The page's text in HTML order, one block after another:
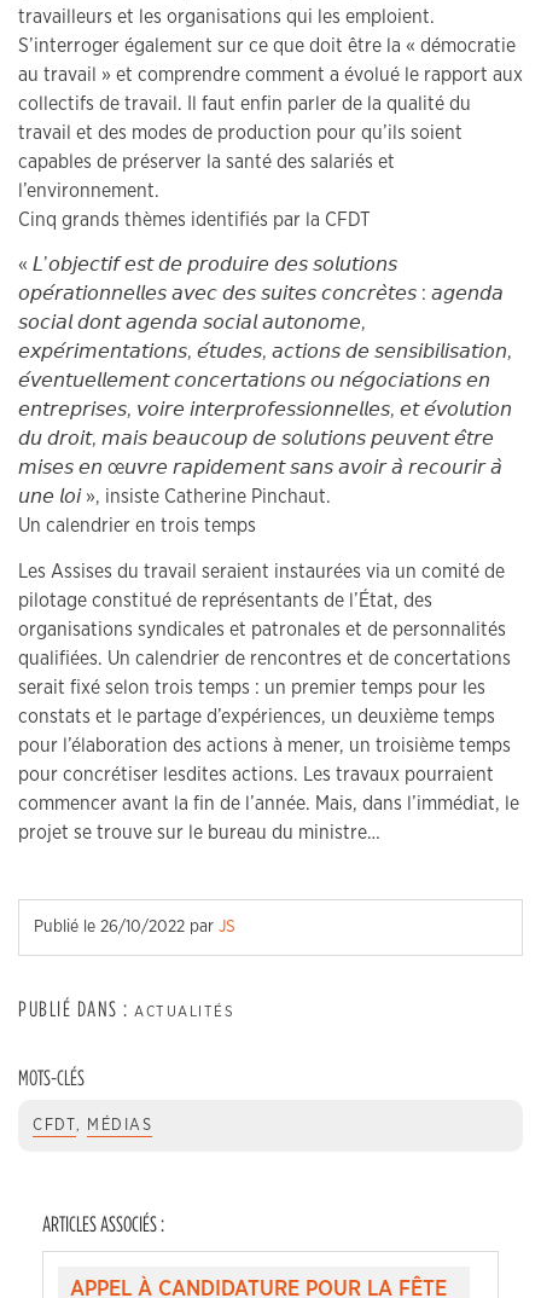
travailleurs et les organisations qui les emploient.
S’interroger également sur ce que doit être la « démocratie
au travail » et comprendre comment a évolué le rapport aux
collectifs de travail. Il faut enfin parler de la qualité du
travail et des modes de production pour qu’ils soient
capables de préserver la santé des salariés et
l’environnement.
Cinq grands thèmes identifiés par la CFDT
« 𝘓’𝘰𝘣𝘫𝘦𝘤𝘵𝘪𝘧 𝘦𝘴𝘵 𝘥𝘦 𝘱𝘳𝘰𝘥𝘶𝘪𝘳𝘦 𝘥𝘦𝘴 𝘴𝘰𝘭𝘶𝘵𝘪𝘰𝘯𝘴
𝘰𝘱𝘦́𝘳𝘢𝘵𝘪𝘰𝘯𝘯𝘦𝘭𝘭𝘦𝘴 𝘢𝘷𝘦𝘤 𝘥𝘦𝘴 𝘴𝘶𝘪𝘵𝘦𝘴 𝘤𝘰𝘯𝘤𝘳𝘦̀𝘵𝘦𝘴 : 𝘢𝘨𝘦𝘯𝘥𝘢
𝘴𝘰𝘤𝘪𝘢𝘭 𝘥𝘰𝘯𝘵 𝘢𝘨𝘦𝘯𝘥𝘢 𝘴𝘰𝘤𝘪𝘢𝘭 𝘢𝘶𝘵𝘰𝘯𝘰𝘮𝘦,
𝘦𝘹𝘱𝘦́𝘳𝘪𝘮𝘦𝘯𝘵𝘢𝘵𝘪𝘰𝘯𝘴, 𝘦́𝘵𝘶𝘥𝘦𝘴, 𝘢𝘤𝘵𝘪𝘰𝘯𝘴 𝘥𝘦 𝘴𝘦𝘯𝘴𝘪𝘣𝘪𝘭𝘪𝘴𝘢𝘵𝘪𝘰𝘯,
𝘦́𝘷𝘦𝘯𝘵𝘶𝘦𝘭𝘭𝘦𝘮𝘦𝘯𝘵 𝘤𝘰𝘯𝘤𝘦𝘳𝘵𝘢𝘵𝘪𝘰𝘯𝘴 𝘰𝘶 𝘯𝘦́𝘨𝘰𝘤𝘪𝘢𝘵𝘪𝘰𝘯𝘴 𝘦𝘯
𝘦𝘯𝘵𝘳𝘦𝘱𝘳𝘪𝘴𝘦𝘴, 𝘷𝘰𝘪𝘳𝘦 𝘪𝘯𝘵𝘦𝘳𝘱𝘳𝘰𝘧𝘦𝘴𝘴𝘪𝘰𝘯𝘯𝘦𝘭𝘭𝘦𝘴, 𝘦𝘵 𝘦́𝘷𝘰𝘭𝘶𝘵𝘪𝘰𝘯
𝘥𝘶 𝘥𝘳𝘰𝘪𝘵, 𝘮𝘢𝘪𝘴 𝘣𝘦𝘢𝘶𝘤𝘰𝘶𝘱 𝘥𝘦 𝘴𝘰𝘭𝘶𝘵𝘪𝘰𝘯𝘴 𝘱𝘦𝘶𝘷𝘦𝘯𝘵 𝘦̂𝘵𝘳𝘦
𝘮𝘪𝘴𝘦𝘴 𝘦𝘯 œ𝘶𝘷𝘳𝘦 𝘳𝘢𝘱𝘪𝘥𝘦𝘮𝘦𝘯𝘵 𝘴𝘢𝘯𝘴 𝘢𝘷𝘰𝘪𝘳 𝘢̀ 𝘳𝘦𝘤𝘰𝘶𝘳𝘪𝘳 𝘢̀
𝘶𝘯𝘦 𝘭𝘰𝘪 », insiste Catherine Pinchaut.
Un calendrier en trois temps
Les Assises du travail seraient instaurées via un comité de
pilotage constitué de représentants de l’État, des
organisations syndicales et patronales et de personnalités
qualifiées. Un calendrier de rencontres et de concertations
serait fixé selon trois temps : un premier temps pour les
constats et le partage d’expériences, un deuxième temps
pour l’élaboration des actions à mener, un troisième temps
pour concrétiser lesdites actions. Les travaux pourraient
commencer avant la fin de l’année. Mais, dans l’immédiat, le
projet se trouve sur le bureau du ministre…
Publié le 26/10/2022 par JS
PUBLIÉ DANS : ACTUALITÉS
MOTS-CLÉS
CFDT , MÉDIAS
ARTICLES ASSOCIÉS :
APPEL À CANDIDATURE POUR LA FÊTE